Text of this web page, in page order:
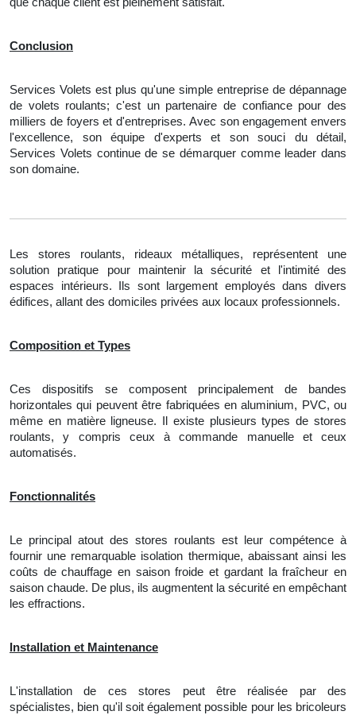
Conclusion
Services Volets est plus qu'une simple entreprise de dépannage
de volets roulants; c'est un partenaire de confiance pour des
milliers de foyers et d'entreprises. Avec son engagement envers
l'excellence, son équipe d'experts et son souci du détail,
Services Volets continue de se démarquer comme leader dans
son domaine.
Les stores roulants, rideaux métalliques, représentent une
solution pratique pour maintenir la sécurité et l'intimité des
espaces intérieurs. Ils sont largement employés dans divers
édifices, allant des domiciles privées aux locaux professionnels.
Composition et Types
Ces dispositifs se composent principalement de bandes
horizontales qui peuvent être fabriquées en aluminium, PVC, ou
même en matière ligneuse. Il existe plusieurs types de stores
roulants, y compris ceux à commande manuelle et ceux
automatisés.
Fonctionnalités
Le principal atout des stores roulants est leur compétence à
fournir une remarquable isolation thermique, abaissant ainsi les
coûts de chauffage en saison froide et gardant la fraîcheur en
saison chaude. De plus, ils augmentent la sécurité en empêchant
les effractions.
Installation et Maintenance
L'installation de ces stores peut être réalisée par des
spécialistes, bien qu'il soit également possible pour les bricoleurs